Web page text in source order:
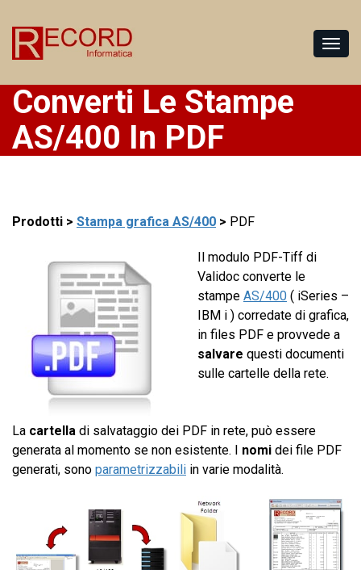
Converti Le Stampe
AS/400 In PDF
Prodotti > Stampa grafica AS/400 > PDF
Il modulo PDF-Tiff di
Validoc converte le
stampe AS/400 ( iSeries –
IBM i ) corredate di grafica,
in files PDF e provvede a
salvare questi documenti
sulle cartelle della rete.
La cartella di salvataggio dei PDF in rete, può essere
generata al momento se non esistente. I nomi dei file PDF
generati, sono parametrizzabili in varie modalità.